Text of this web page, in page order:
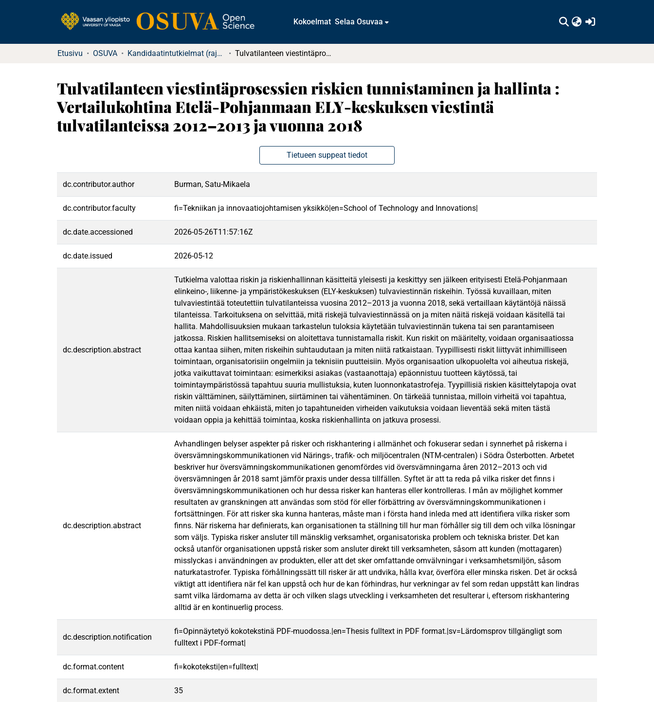
Kokoelmat Selaa Osuvaa
Etusivu OSUVA Kandidaatintutkielmat (rajattu saatavuus) Tulvatilanteen viestintäprosessien riskien tunnistaminen ja hallinta : Vertailukohtina Etelä-Pohjanmaan ELY-keskuksen viestintä tulvatilanteissa 2012–2013 ja vuonna 2018
Tulvatilanteen viestintäprosessien riskien tunnistaminen ja hallinta :
Vertailukohtina Etelä-Pohjanmaan ELY-keskuksen viestintä
tulvatilanteissa 2012–2013 ja vuonna 2018
Tietueen suppeat tiedot
dc.contributor.author Burman, Satu-Mikaela
dc.contributor.faculty fi=Tekniikan ja innovaatiojohtamisen yksikkö|en=School of Technology and Innovations|
dc.date.accessioned 2026-05-26T11:57:16Z
dc.date.issued 2026-05-12
dc.description.abstract
Tutkielma valottaa riskin ja riskienhallinnan käsitteitä yleisesti ja keskittyy sen jälkeen erityisesti Etelä-Pohjanmaan
elinkeino-, liikenne- ja ympäristökeskuksen (ELY-keskuksen) tulvaviestinnän riskeihin. Työssä kuvaillaan, miten
tulvaviestintää toteutettiin tulvatilanteissa vuosina 2012–2013 ja vuonna 2018, sekä vertaillaan käytäntöjä näissä
tilanteissa. Tarkoituksena on selvittää, mitä riskejä tulvaviestinnässä on ja miten näitä riskejä voidaan käsitellä tai
hallita. Mahdollisuuksien mukaan tarkastelun tuloksia käytetään tulvaviestinnän tukena tai sen parantamiseen
jatkossa. Riskien hallitsemiseksi on aloitettava tunnistamalla riskit. Kun riskit on määritelty, voidaan organisaatiossa
ottaa kantaa siihen, miten riskeihin suhtaudutaan ja miten niitä ratkaistaan. Tyypillisesti riskit liittyvät inhimilliseen
toimintaan, organisatorisiin ongelmiin ja teknisiin puutteisiin. Myös organisaation ulkopuolelta voi aiheutua riskejä,
jotka vaikuttavat toimintaan: esimerkiksi asiakas (vastaanottaja) epäonnistuu tuotteen käytössä, tai
toimintaympäristössä tapahtuu suuria mullistuksia, kuten luonnonkatastrofeja. Tyypillisiä riskien käsittelytapoja ovat
riskin välttäminen, säilyttäminen, siirtäminen tai vähentäminen. On tärkeää tunnistaa, milloin virheitä voi tapahtua,
miten niitä voidaan ehkäistä, miten jo tapahtuneiden virheiden vaikutuksia voidaan lieventää sekä miten tästä
voidaan oppia ja kehittää toimintaa, koska riskienhallinta on jatkuva prosessi.
dc.description.abstract
Avhandlingen belyser aspekter på risker och riskhantering i allmänhet och fokuserar sedan i synnerhet på riskerna i
översvämningskommunikationen vid Närings-, trafik- och miljöcentralen (NTM-centralen) i Södra Österbotten. Arbetet
beskriver hur översvämningskommunikationen genomfördes vid översvämningarna åren 2012–2013 och vid
översvämningen år 2018 samt jämför praxis under dessa tillfällen. Syftet är att ta reda på vilka risker det finns i
översvämningskommunikationen och hur dessa risker kan hanteras eller kontrolleras. I mån av möjlighet kommer
resultaten av granskningen att användas som stöd för eller förbättring av översvämningskommunikationen i
fortsättningen. För att risker ska kunna hanteras, måste man i första hand inleda med att identifiera vilka risker som
finns. När riskerna har definierats, kan organisationen ta ställning till hur man förhåller sig till dem och vilka lösningar
som väljs. Typiska risker ansluter till mänsklig verksamhet, organisatoriska problem och tekniska brister. Det kan
också utanför organisationen uppstå risker som ansluter direkt till verksamheten, såsom att kunden (mottagaren)
misslyckas i användningen av produkten, eller att det sker omfattande omvälvningar i verksamhetsmiljön, såsom
naturkatastrofer. Typiska förhållningssätt till risker är att undvika, hålla kvar, överföra eller minska risken. Det är också
viktigt att identifiera när fel kan uppstå och hur de kan förhindras, hur verkningar av fel som redan uppstått kan lindras
samt vilka lärdomarna av detta är och vilken slags utveckling i verksamheten det resulterar i, eftersom riskhantering
alltid är en kontinuerlig process.
dc.description.notification
fi=Opinnäytetyö kokotekstinä PDF-muodossa.|en=Thesis fulltext in PDF format.|sv=Lärdomsprov tillgängligt som
fulltext i PDF-format|
dc.format.content fi=kokoteksti|en=fulltext|
dc.format.extent 35